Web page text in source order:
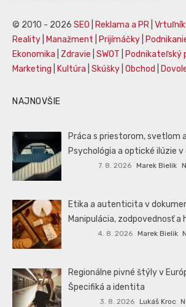
© 2010 - 2026 SEO Reklama a PR
Reality
Manažment Prijímáčky
Ekonomika
Zdravie SWOT Podnikateľský
Marketing
Kultúra Skúšky Obchod
NAJNOVŠIE
Práca s priestorom, svetlom
Psychológia a optické ilúzie v
7. 8. 2026 Marek Bielik
Etika a autenticita v
Manipulácia, zodpovednosť a
4. 8. 2026 Marek Bielik
Regionálne pivné štýly v
Špecifiká a identita
3. 8. 2026 Lukáš Kroc